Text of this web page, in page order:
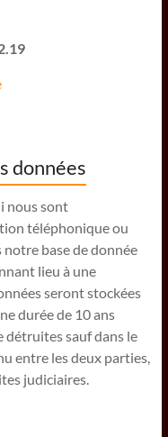
données
nous sont
téléphonique ou
notre base de donnée
lieu à une
seront stockées
durée de 10 ans
détruites sauf dans le
entre les deux parties,
judiciaires.